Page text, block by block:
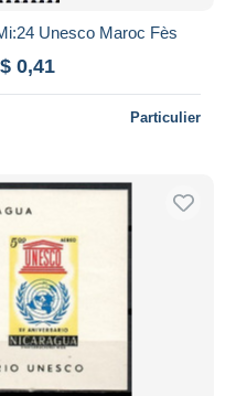
Unesco Maroc Fès
0,41
Particulier